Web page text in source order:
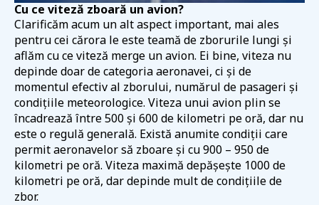
Cu ce viteză zboară un avion?
Clarificăm acum un alt aspect important, mai ales
pentru cei cărora le este teamă de zborurile lungi și
aflăm cu ce viteză merge un avion. Ei bine, viteza nu
depinde doar de categoria aeronavei, ci și de
momentul efectiv al zborului, numărul de pasageri și
condițiile meteorologice. Viteza unui avion plin se
încadrează între 500 și 600 de kilometri pe oră, dar nu
este o regulă generală. Există anumite condiții care
permit aeronavelor să zboare și cu 900 – 950 de
kilometri pe oră. Viteza maximă depășește 1000 de
kilometri pe oră, dar depinde mult de condițiile de
zbor.